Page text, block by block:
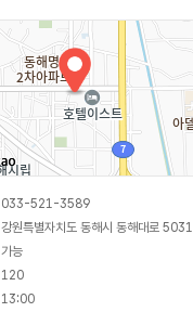
033-521-3589
강원특별자치도 동해시 동해대로
가능
120
13:00